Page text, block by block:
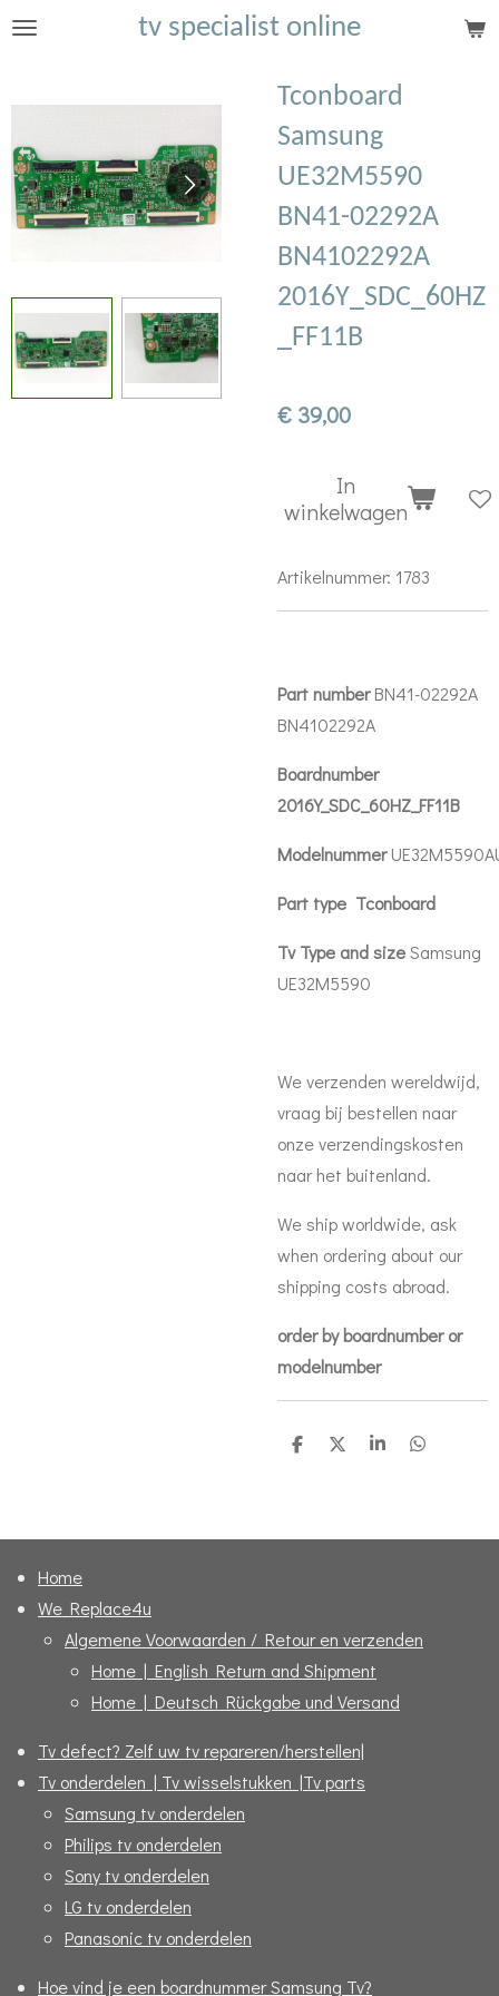
Ga
hoofdinhoud
tv specialist online
Tconboard
Samsung
UE32M5590
BN41-02292A
BN4102292A
2016Y_SDC_60HZ
_FF11B
€ 39,00
In
winkelwagen
Artikelnummer: 1783
Part numberBN41-02292A
BN4102292A
Boardnumber
2016Y_SDC_60HZ_FF11B
Modelnummer
Part type Tconboard
Tv Type and sizeSamsung
UE32M5590
We verzenden wereldwijd,
vraag bij bestellen naar
onze verzendingskosten
naar het buitenland.
We ship worldwide, ask
when ordering about our
shipping costs abroad.
order by boardnumber or
modelnumber
D
D
S
D
Home
We Replace4u
Algemene Voorwaarden / Retour en verzenden
Home | English Return and Shipment
Home | Deutsch Rückgabe und Versand
Tv defect? Zelf uw tv repareren/herstellen|
Tv onderdelen | Tv wisselstukken |Tv parts
Samsung tv onderdelen
Philips tv onderdelen
Sony tv onderdelen
LG tv onderdelen
Panasonic tv onderdelen
Hoe vind je een boardnummer Samsung Tv?